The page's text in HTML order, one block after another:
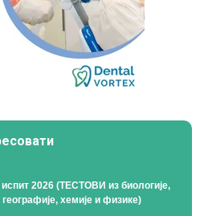
2026 (ТЕСТОВИ из биологије,
географије, хемије и физике)